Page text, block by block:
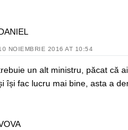
NOIEMBRIE 2016 AT 10:54
un alt ministru, păcat că
își fac lucru mai bine, asta a